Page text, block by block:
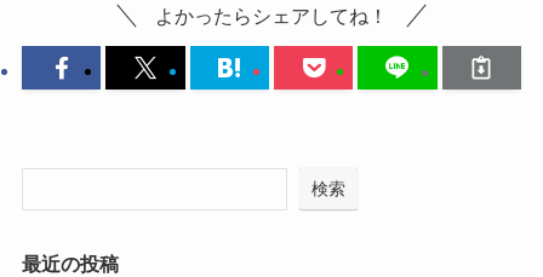
よかったらシェアしてね！
検索
最近の投稿